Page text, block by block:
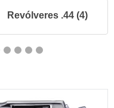
Revólveres .44 (4)